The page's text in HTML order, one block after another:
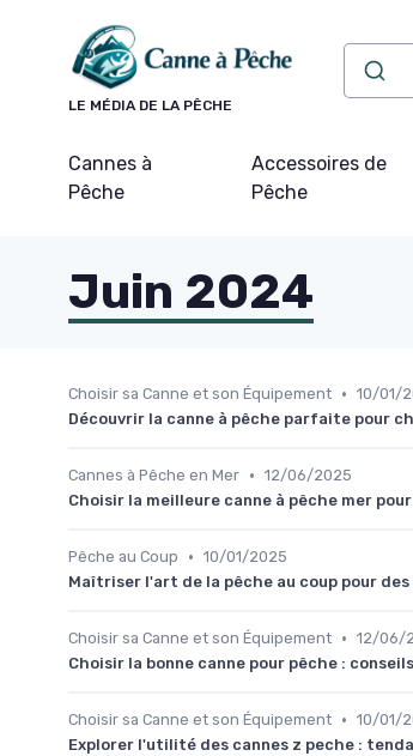
LE MÉDIA DE LA PÊCHE
Cannes à
Pêche
Accessoires de
Pêche
Juin 2024
Choisir sa Canne et son Équipement • 10/01/
Découvrir la canne à pêche parfaite pour
Cannes à Pêche en Mer • 12/06/2025
Choisir la meilleure canne à pêche mer
Pêche au Coup • 10/01/2025
Maîtriser l'art de la pêche au coup pour
Choisir sa Canne et son Équipement • 12/06/
Choisir la bonne canne pour pêche :
Choisir sa Canne et son Équipement • 10/01/
Explorer l'utilité des cannes z peche :